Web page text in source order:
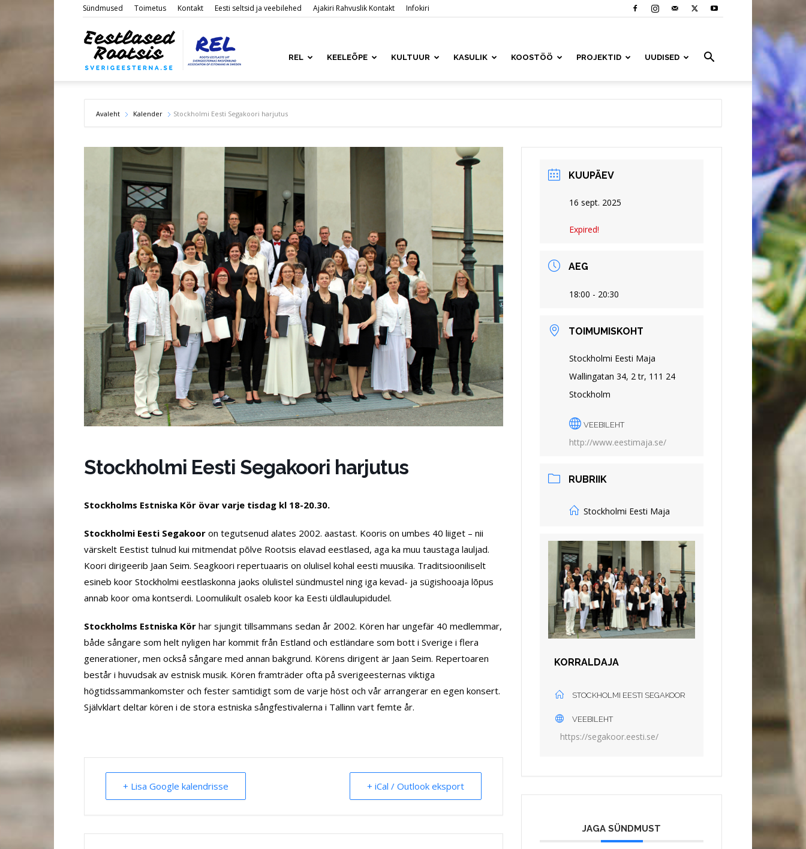
Sündmused Toimetus Kontakt Eesti seltsid ja veebilehed Ajakiri Rahvuslik Kontakt Infokiri
Rootsis
REL KEELEÕPE KULTUUR KASULIK KOOSTÖÖ PROJEKTID UUDISED
Avaleht Kalender Stockholmi Eesti Segakoori harjutus
Stockholmi Eesti Segakoori harjutus
Stockholms Estniska Kör övar varje tisdag kl 18-20.30.
Stockholmi Eesti Segakoor on tegutsenud alates 2002. aastast. Kooris on umbes 40 liiget – nii
värskelt Eestist tulnud kui mitmendat põlve Rootsis elavad eestlased, aga ka muu taustaga lauljad.
Koori dirigeerib Jaan Seim. Seagkoori repertuaaris on olulisel kohal eesti muusika. Traditsiooniliselt
esineb koor Stockholmi eestlaskonna jaoks olulistel sündmustel ning iga kevad- ja sügishooaja lõpus
annab koor oma kontserdi. Loomulikult osaleb koor ka Eesti üldlaulupidudel.
Stockholms Estniska Kör har sjungit tillsammans sedan år 2002. Kören har ungefär 40 medlemmar,
både sångare som helt nyligen har kommit från Estland och estländare som bott i Sverige i flera
generationer, men också sångare med annan bakgrund. Körens dirigent är Jaan Seim. Repertoaren
består i huvudsak av estnisk musik. Kören framträder ofta på sverigeesternas viktiga
högtidssammankomster och fester samtidigt som de varje höst och vår arrangerar en egen konsert.
Självklart deltar kören i de stora estniska sångfestivalerna i Tallinn vart femte år.
+ Lisa Google kalendrisse + iCal / Outlook eksport
KUUPÄEV
16 sept. 2025
Expired!
AEG
18:00 - 20:30
TOIMUMISKOHT
Stockholmi Eesti Maja
Wallingatan 34, 2 tr, 111 24
Stockholm
VEEBILEHT
http://www.eestimaja.se/
RUBRIIK
Stockholmi Eesti Maja
KORRALDAJA
STOCKHOLMI EESTI SEGAKOOR
VEEBILEHT
https://segakoor.eesti.se/
JAGA SÜNDMUST